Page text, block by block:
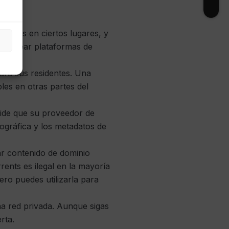
en ciertos lugares, y
plataformas de
sus residentes. Una
en otras partes del
que su proveedor de
y los metadatos de
contenido de dominio
es ilegal en la mayoría
puedes utilizarla para
red privada. Aunque sigas